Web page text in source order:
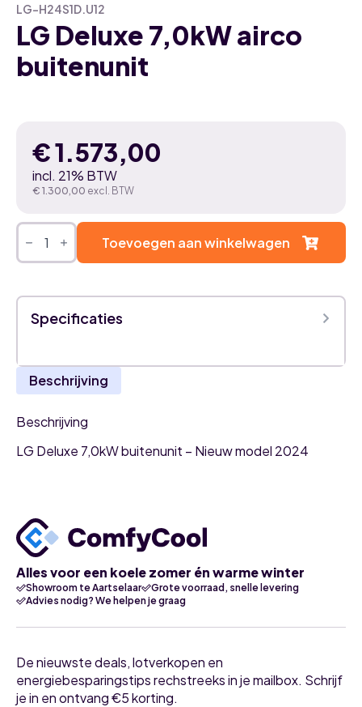
LG-H24S1D.U12
LG Deluxe 7,0kW airco
buitenunit
€1.573,00
incl. 21% BTW
€ 1.300,00 excl. BTW
LG
Deluxe
7,0kW
airco
aantal
Toevoegen aan winkelwagen
Specificaties
Beschrijving
Beschrijving
LG Deluxe 7,0kW buitenunit – Nieuw model 2024
Alles voor een koele zomer én warme winter
Showroom te Aartselaar
Grote voorraad, snelle levering
Advies nodig? We helpen je graag
De nieuwste deals, lotverkopen en
energiebesparingstips rechstreeks in je mailbox. Schrijf
je in en ontvang €5 korting.